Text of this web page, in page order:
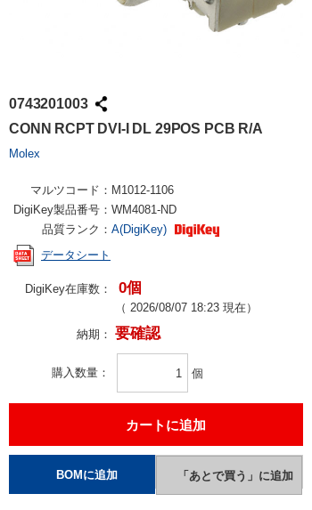
0743201003
CONN RCPT DVI-I DL 29POS PCB R/A
Molex
マルツコード： M1012-1106
DigiKey製品番号： WM4081-ND
品質ランク： A(DigiKey)
データシート
DigiKey在庫数： 0個
（ 2026/08/07 18:23 現在）
納期： 要確認
購入数量 個